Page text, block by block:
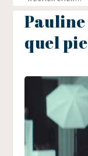
Pauline
quel